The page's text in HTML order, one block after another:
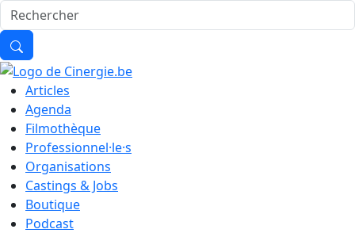
Articles
Agenda
Filmothèque
Professionnel·le·s
Organisations
Castings & Jobs
Boutique
Podcast